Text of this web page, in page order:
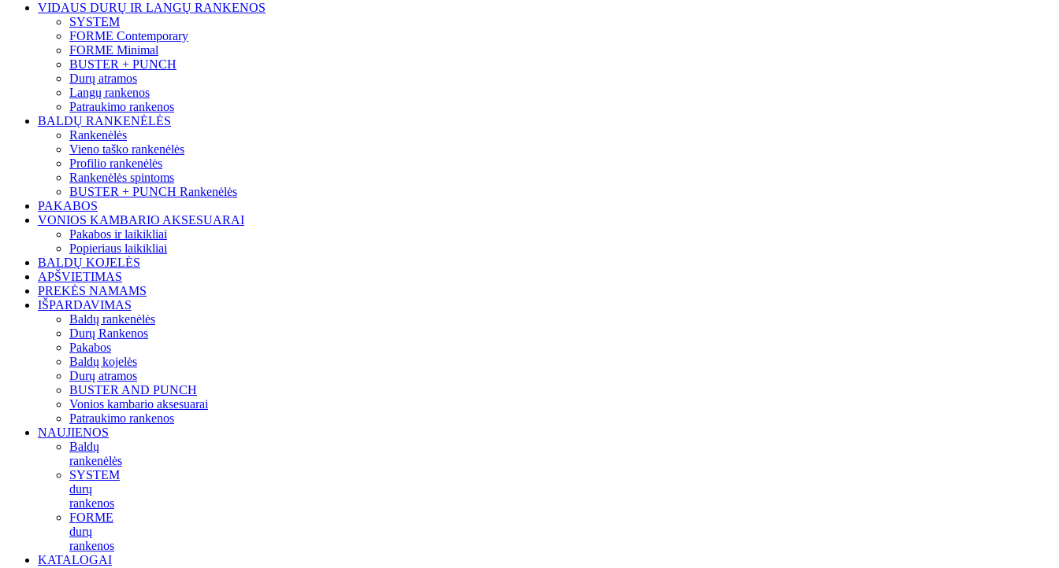
VIDAUS DURŲ IR LANGŲ RANKENOS
SYSTEM
FORME Contemporary
FORME Minimal
BUSTER + PUNCH
Durų atramos
Langų rankenos
Patraukimo rankenos
BALDŲ RANKENĖLĖS
Rankenėlės
Vieno taško rankenėlės
Profilio rankenėlės
Rankenėlės spintoms
BUSTER + PUNCH Rankenėlės
PAKABOS
VONIOS KAMBARIO AKSESUARAI
Pakabos ir laikikliai
Popieriaus laikikliai
BALDŲ KOJELĖS
APŠVIETIMAS
PREKĖS NAMAMS
IŠPARDAVIMAS
Baldų rankenėlės
Durų Rankenos
Pakabos
Baldų kojelės
Durų atramos
BUSTER AND PUNCH
Vonios kambario aksesuarai
Patraukimo rankenos
NAUJIENOS
Baldų
rankenėlės
SYSTEM
durų
rankenos
FORME
durų
rankenos
KATALOGAI